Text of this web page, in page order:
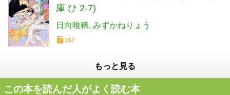
庫 ひ 2-7)
日向唯稀 みずかねりょう
167
もっと見る
この本を読んだ人がよく読む本